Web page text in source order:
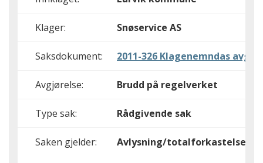
Klager: Snøservice AS
Saksdokument: 2011-326 Klagenemndas
Avgjørelse: Brudd på regelverket
Type sak: Rådgivende sak
Saken gjelder: Avlysning/